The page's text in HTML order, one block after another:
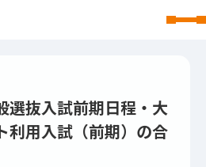
選抜入試前期日程・大
利用入試（前期）の合